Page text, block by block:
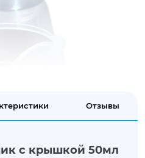
Отзывы
с крышкой 50мл